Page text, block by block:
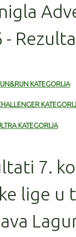
-
KATEGORIJA
KATEGORIJA
7.
lige u